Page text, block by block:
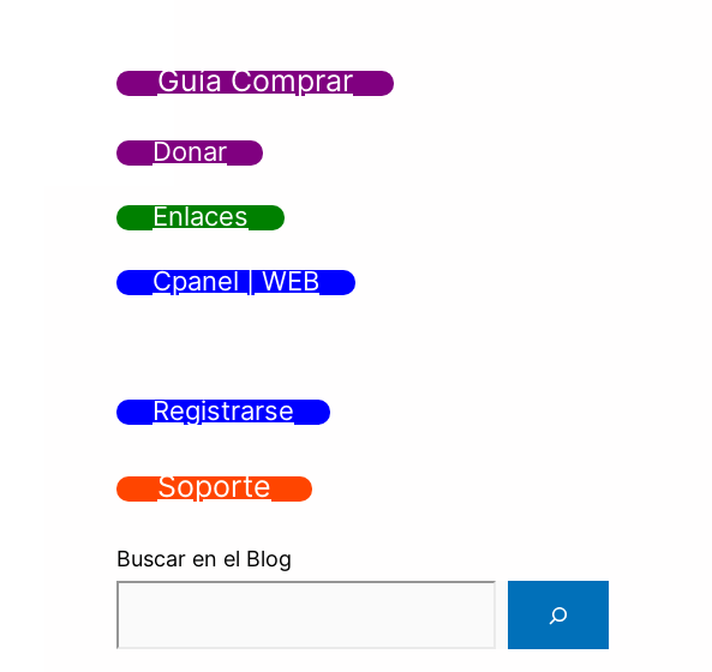
Guía Comprar
Donar
Enlaces
Cpanel | WEB
Registrarse
Soporte
Buscar en el Blog